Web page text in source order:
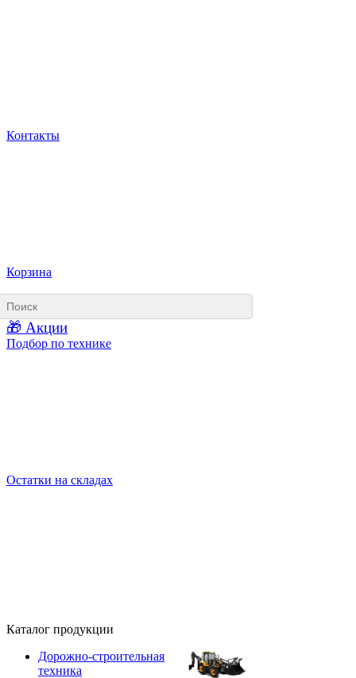
Контакты
Корзина
🎁 Акции
Подбор по технике
Остатки на складах
Каталог продукции
Дорожно-строительная
техника